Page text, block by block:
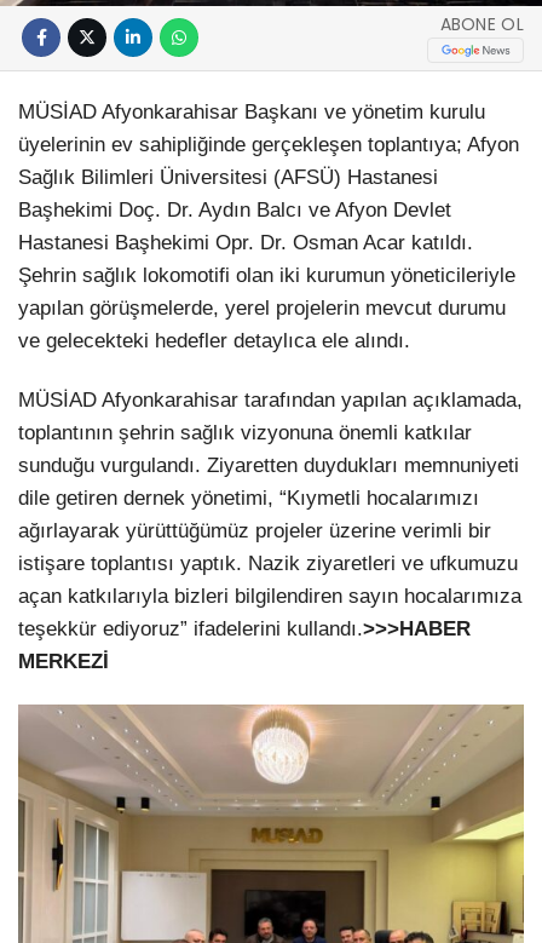
ABONE OL
MÜSİAD Afyonkarahisar Başkanı ve yönetim kurulu
üyelerinin ev sahipliğinde gerçekleşen toplantıya; Afyon
Sağlık Bilimleri Üniversitesi (AFSÜ) Hastanesi
Başhekimi Doç. Dr. Aydın Balcı ve Afyon Devlet
Hastanesi Başhekimi Opr. Dr. Osman Acar katıldı.
Şehrin sağlık lokomotifi olan iki kurumun yöneticileriyle
yapılan görüşmelerde, yerel projelerin mevcut durumu
ve gelecekteki hedefler detaylıca ele alındı.
MÜSİAD Afyonkarahisar tarafından yapılan açıklamada,
toplantının şehrin sağlık vizyonuna önemli katkılar
sunduğu vurgulandı. Ziyaretten duydukları memnuniyeti
dile getiren dernek yönetimi, “Kıymetli hocalarımızı
ağırlayarak yürüttüğümüz projeler üzerine verimli bir
istişare toplantısı yaptık. Nazik ziyaretleri ve ufkumuzu
açan katkılarıyla bizleri bilgilendiren sayın hocalarımıza
teşekkür ediyoruz” ifadelerini kullandı.>>>HABER
MERKEZİ